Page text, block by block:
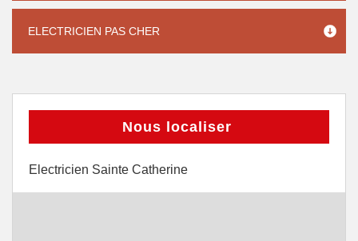
ELECTRICIEN PAS CHER
Nous localiser
Electricien Sainte Catherine